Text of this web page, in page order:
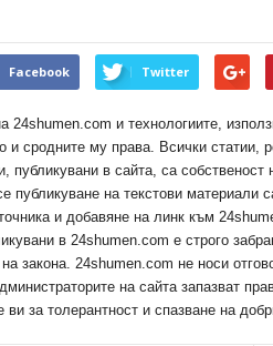
Facebook Twitter
24shumen.com и технологиите,
и сродните му права. Всички статии,
публикувани в сайта, са
публикуване на текстови
и добавяне на линк към
в 24shumen.com е строго
на закона. 24shumen.com не носи
на сайта запазват
за толерантност и спазване на